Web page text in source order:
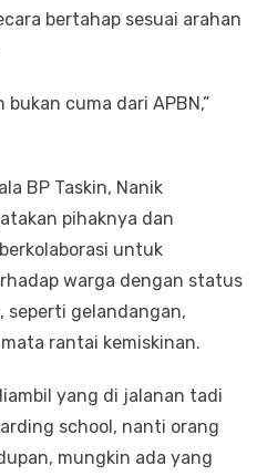
bertahap sesuai arahan
cuma dari APBN,”
BP Taskin, Nanik
pihaknya dan
untuk
warga dengan status
seperti gelandangan,
rantai kemiskinan.
yang di jalanan tadi
school, nanti orang
mungkin ada yang